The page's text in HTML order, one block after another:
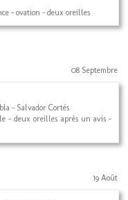
- ovation - deux oreilles
08 Septembre
- Salvador Cortés
- deux oreilles après un avis -
19 Août